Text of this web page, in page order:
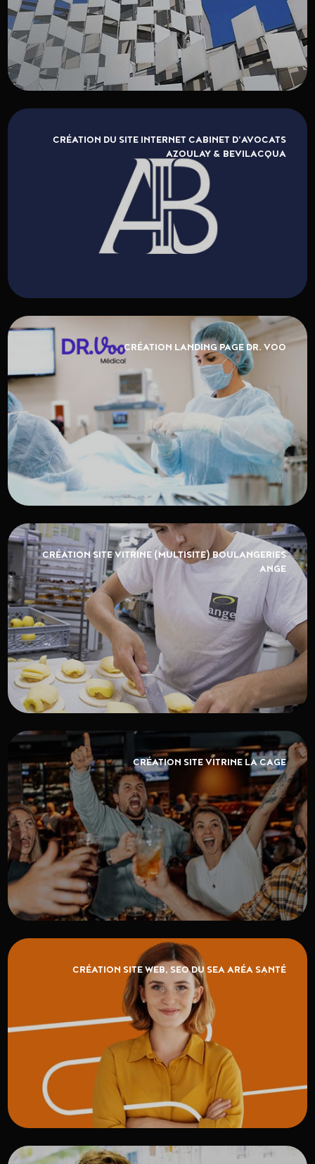
CRÉATION DU SITE INTERNET CABINET D'AVOCATS
AZOULAY & BEVILACQUA
CRÉATION LANDING PAGE DR. VOO
CRÉATION SITE VITRINE (MULTISITE) BOULANGERIES
ANGE
CRÉATION SITE VITRINE LA CAGE
CRÉATION SITE WEB, SEO DU SEA ARÉA SANTÉ